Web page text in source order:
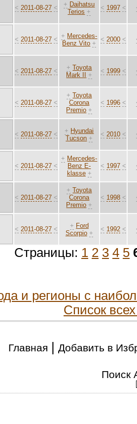
< 2011-08-27 < + Daihatsu
Terios +
< 1997 <
< 2011-08-27 < + Mercedes-
Benz Vito +
< 2000 <
< 2011-08-27 < + Toyota
Mark II
+
< 1999 <
< 2011-08-27 <
+ Toyota
Corona
Premio +
< 1996 <
< 2011-08-27 < + Hyundai
Tucson +
< 2010 <
< 2011-08-27 <
+ Mercedes-
Benz E-
klasse +
< 1997 <
< 2011-08-27 <
+ Toyota
Corona
Premio +
< 1998 <
< 2011-08-27 < + Ford
Scorpio +
< 1992 <
Страницы: 1 2 3 4 5
и регионы с
Список
Главная | Добавить в
Поиск